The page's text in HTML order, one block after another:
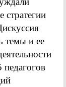
темы и ее